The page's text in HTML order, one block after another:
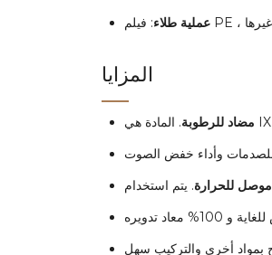
عملية طلاء
المزايا
مضاد للرطوبة
موصل للحرارة